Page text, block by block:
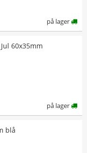
på lager
60x35mm
på lager
blå